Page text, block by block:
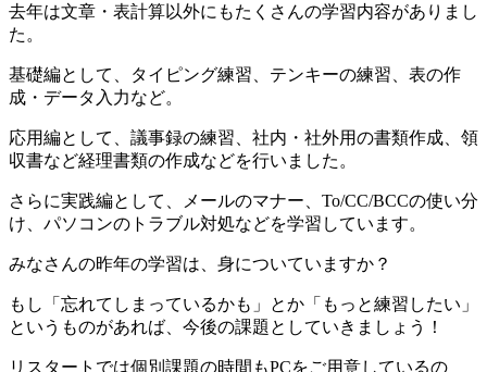
去年は文章・表計算以外にもたくさんの学習内容がありまし
た。
基礎編として、タイピング練習、テンキーの練習、表の作
成・データ入力など。
応用編として、議事録の練習、社内・社外用の書類作成、領
収書など経理書類の作成などを行いました。
さらに実践編として、メールのマナー、To/CC/BCCの使い分
け、パソコンのトラブル対処などを学習しています。
みなさんの昨年の学習は、身についていますか？
もし「忘れてしまっているかも」とか「もっと練習したい」
というものがあれば、今後の課題としていきましょう！
リスタートでは個別課題の時間もPCをご用意しているの